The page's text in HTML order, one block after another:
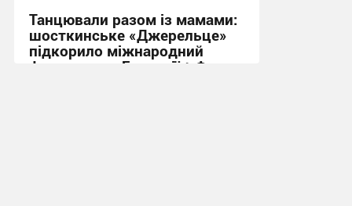
Танцювали разом із мамами:
шосткинське «Джерельце»
підкорило міжнародний
фестиваль у Болгарії + Фото